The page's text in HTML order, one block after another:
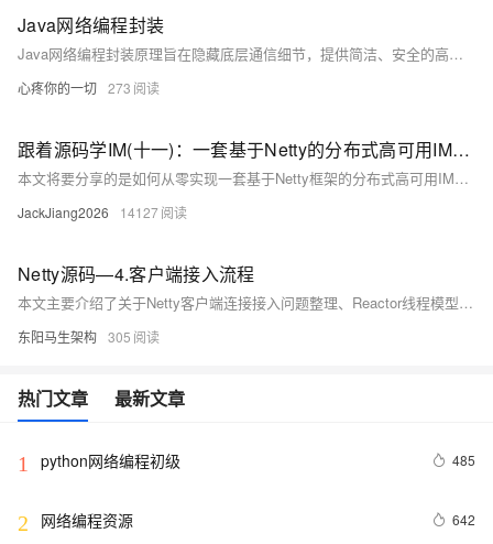
Java网络编程封装
Java网络编程封装原理旨在隐藏底层通信细节，提供简洁、安全的高层接口。通过简化开发、提高安全性和增强可维护性，封装使开发者能更高效地进行网络应用开发。常见的封装层次包括套接字层（如Socket和ServerSocket类），以及更高层次的HTTP请求封装（如RestTemplate）。示例代码展示了如何使用RestTemplate简化HTTP请求的发送与处理，确保代码清晰易维护。
心疼你的一切 273
跟着源码学IM(十一)：一套基于Netty的分布式高可用IM详细设计与实现(有源码)
本文将要分享的是如何从零实现一套基于Netty框架的分布式高可用IM系统，它将支持长连接网关管理、单聊、群聊、聊天记录查询、离线消息存储、消息推送、心跳、分布式唯一ID、红包、消息同步等功能，并且还支持集群部署。
JackJiang2026 14127
Netty源码—4.客户端接入流程
本文主要介绍了关于Netty客户端连接接入问题整理、Reactor线程模型和服务端启动流程、Netty新连接接入的整体处理逻辑、新连接接入之检测新连接、新连接接入之创建NioSocketChannel、新连接接入之绑定NioEventLoop线程、新连接接入之注册Selector和注册读事件、注册Reactor线程总结、新连接接入总结
东阳马生架构 305
热门文章 最新文章
1 python网络编程初级 485
2 网络编程资源 642